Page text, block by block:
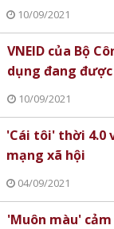
10/09/2021
VNEID của Bộ
dụng đang
10/09/2021
'Cái tôi' thời 4.0
mạng xã hội
04/09/2021
'Muôn màu'